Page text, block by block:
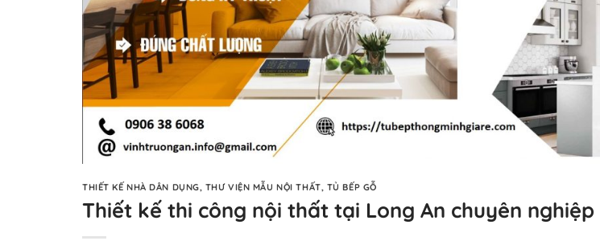
THIẾT KẾ NHÀ DÂN DỤNG, THƯ VIỆN MẪU NỘI THẤT, TỦ BẾP GỖ
Thiết kế thi công nội thất tại Long An chuyên nghiệp